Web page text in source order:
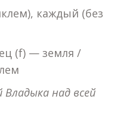
каждый (без
над всей